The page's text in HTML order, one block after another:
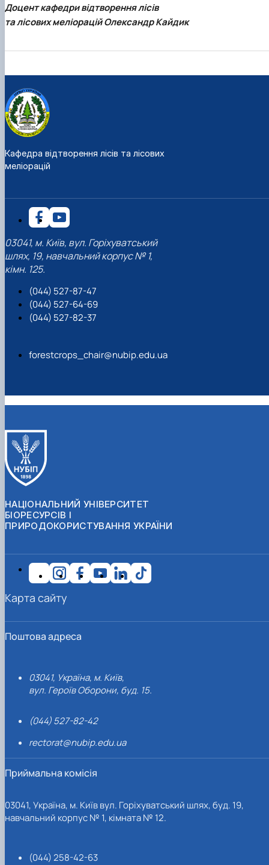
Доцент кафедри відтворення лісів
та лісових меліорацій Олександр Кайдик
Кафедра відтворення лісів та лісових
меліорацій
03041, м. Київ, вул. Горіхуватський
шлях, 19, навчальний корпус № 1,
кімн. 125.
(044) 527-87-47
(044) 527-64-69
(044) 527-82-37
forestcrops_chair@nubip.edu.ua
НАЦІОНАЛЬНИЙ УНІВЕРСИТЕТ
БІОРЕСУРСІВ І
ПРИРОДОКОРИСТУВАННЯ УКРАЇНИ
Поштова адреса
03041, Україна, м. Київ,
вул. Героїв Оборони, буд. 15.
(044) 527-82-42
rectorat@nubip.edu.ua
Приймальна комісія
03041, Україна, м. Київ вул. Горіхуватський шлях, буд. 19,
навчальний корпус № 1, кімната № 12.
(044) 258-42-63
Карта сайту